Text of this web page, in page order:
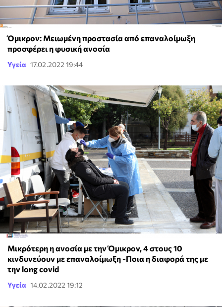
Όμικρον: Μειωμένη προστασία από επαναλοίμωξη
προσφέρει η φυσική ανοσία
Υγεία 17.02.2022 19:44
Μικρότερη η ανοσία με την Όμικρον, 4 στους 10
κινδυνεύουν με επαναλοίμωξη -Ποια η διαφορά της με
την long covid
Υγεία 14.02.2022 19:12